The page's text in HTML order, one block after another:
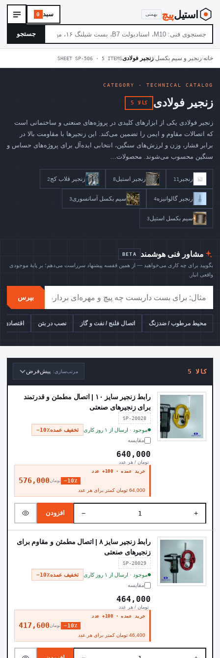
استیل‌پیچ بهمنی
جستجو
سبد 0
خانه/زنجیر و سیم بکسل/زنجیر فولادیSHEET SP-506 · 5 ITEMS
CATEGORY · TECHNICAL CATALOG
زنجیر فولادی 5 کالا
زنجیر فولادی یکی از ابزارهای کلیدی در پروژه‌های صنعتی و ساختمانی است
که اتصالات مقاوم و ایمن را تضمین می‌کند. این زنجیرها با مقاومت بالا در
برابر فشار، وزن و لرزش‌های سنگین، انتخابی ایده‌آل برای پروژه‌های حساس و
سنگین محسوب می‌شوند. محصولات…
زنجیر 11 زنجیر استیل8 زنجیر قلاب کج2
زنجیر گالوانیزه4 سیم بکسل آسانسوری3
سیم بکسل استیل3
مشاور فنی هوشمند BETA
بگویید برای چه کاری می‌خواهید — از همین قفسه پیشنهاد سرراست می‌دهم؛ بر پایهٔ موجودی
واقعی انبار.
بپرس
محیط مرطوب / ضدزنگ اتصال فلنج / نفت و گاز نصب در بتن اقتصادی
5 کالا مرتب‌سازی: پیش‌فرض
رابط زنجیر سایز ۱۰ | اتصال مطمئن و قدرتمند
برای زنجیرهای صنعتی
SP-20028
موجود · ارسال از ۱ روز کاری تخفیف عمده−10٪
مقایسه
640,000
تومان / هر عدد
خرید عمده · 100+ عدد
576,000تومان −10٪
64,000 تومان کمتر برای هر عدد
+
− افزودن
رابط زنجیر سایز ۸ | اتصال مطمئن و مقاوم برای
زنجیرهای صنعتی
SP-20029
موجود · ارسال از ۱ روز کاری تخفیف عمده−10٪
مقایسه
464,000
تومان / هر عدد
خرید عمده · 100+ عدد
417,600تومان −10٪
46,400 تومان کمتر برای هر عدد